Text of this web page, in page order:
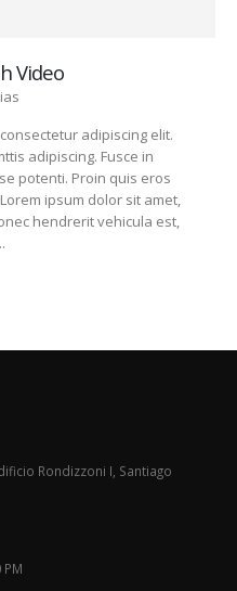
Video
adipiscing elit.
adipiscing. Fusce in
potenti. Proin quis eros
ipsum dolor sit amet,
hendrerit vehicula est,
Rondizzoni I, Santiago